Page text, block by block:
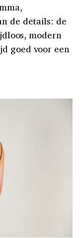
de details: de
modern
goed voor een